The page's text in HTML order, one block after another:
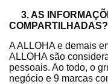
3. AS
COMPARTILHADAS?
A ALLOHA e demais
ALLOHA são
pessoais. Ao todo, o
negócio e 9 marcas